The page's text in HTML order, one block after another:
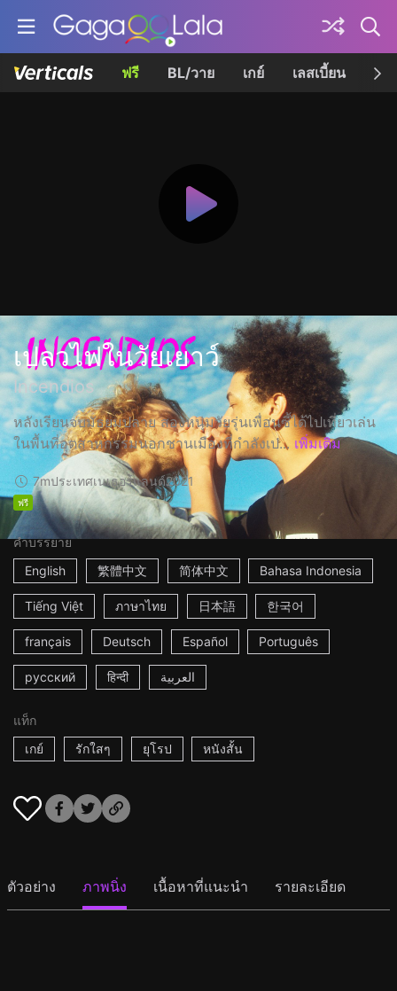
ฟรี BL/วาย เกย์ เลสเบี้ยน เค
เปลวไฟในวัยเยาว์
Incendios
หลังเรียนจบมัธยมปลาย สองหนุ่มวัยรุ่นเพื่อนซี้ได้ไปเที่ยวเล่น
ในพื้นที่อุตสาหกรรมนอกชานเมืองที่กำลังเป... เพิ่มเติม
7mประเทศเนเธอร์แลนด์2021
ฟรี
คำบรรยาย
English
繁體中文 简体中文 Bahasa Indonesia
Tiếng Việt ภาษาไทย 日本語 한국어
français Deutsch Español Português
русский हिन्दी العربية
แท็ก
เกย์
รักใสๆ ยุโรป หนังสั้น
ตัวอย่าง ภาพนิ่ง เนื้อหาที่แนะนำ รายละเอียด